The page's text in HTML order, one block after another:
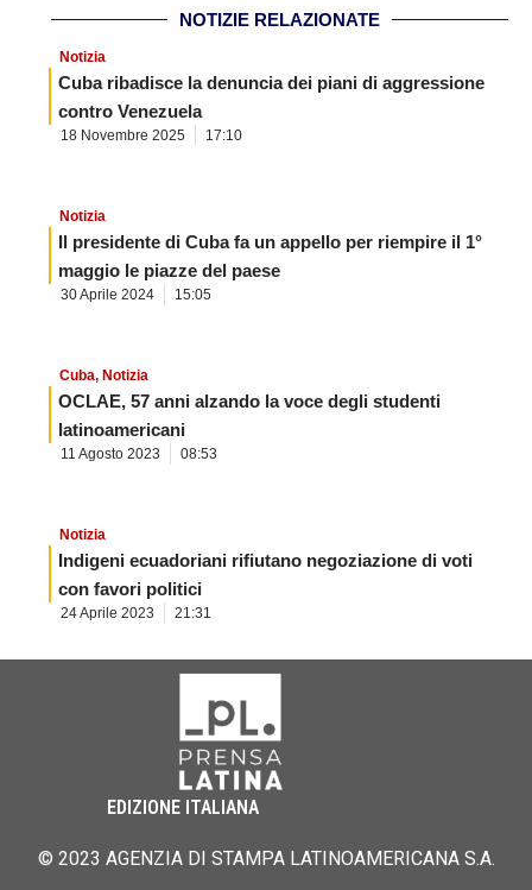
NOTIZIE RELAZIONATE
Notizia
Cuba ribadisce la denuncia dei piani di aggressione
contro Venezuela
18 Novembre 2025 17:10
Notizia
Il presidente di Cuba fa un appello per riempire il 1°
maggio le piazze del paese
30 Aprile 2024 15:05
Cuba, Notizia
OCLAE, 57 anni alzando la voce degli studenti
latinoamericani
11 Agosto 2023 08:53
Notizia
Indigeni ecuadoriani rifiutano negoziazione di voti
con favori politici
24 Aprile 2023 21:31
EDIZIONE ITALIANA
© 2023 AGENZIA DI STAMPA LATINOAMERICANA S.A.